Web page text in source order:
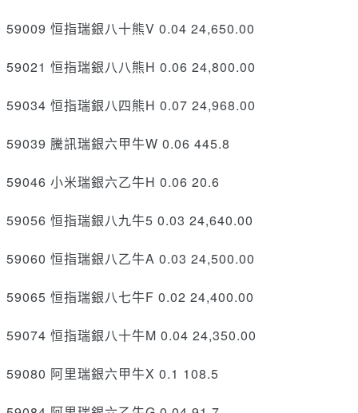
59009 恒指瑞銀八十熊V 0.04 24,650.00
59021 恒指瑞銀八八熊H 0.06 24,800.00
59034 恒指瑞銀八四熊H 0.07 24,968.00
59039 騰訊瑞銀六甲牛W 0.06 445.8
59046 小米瑞銀六乙牛H 0.06 20.6
59056 恒指瑞銀八九牛5 0.03 24,640.00
59060 恒指瑞銀八乙牛A 0.03 24,500.00
59065 恒指瑞銀八七牛F 0.02 24,400.00
59074 恒指瑞銀八十牛M 0.04 24,350.00
59080 阿里瑞銀六甲牛X 0.1 108.5